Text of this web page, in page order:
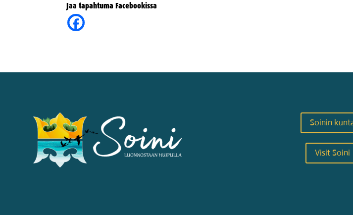
Jaa tapahtuma Facebookissa
Soinin
Visit Soini